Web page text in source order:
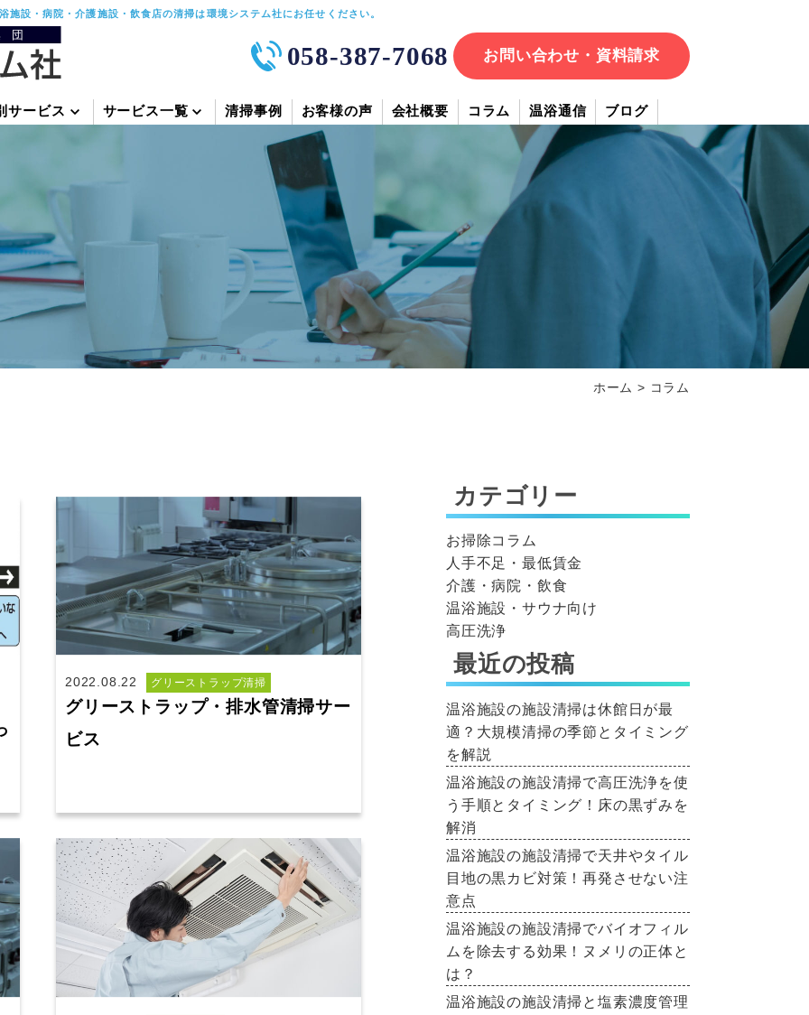
設・病院・介護施設・飲食店の清掃は環境システム社にお任せください。
058-387-7068 お問い合わせ・資料請求
サービス サービス一覧 清掃事例 お客様の声 会社概要 コラム 温浴通信 ブログ
ホーム > コラム
2022.08.22 グリーストラップ清掃
グリーストラップ・排水管清掃サー
ビス
カテゴリー
お掃除コラム
人手不足・最低賃金
介護・病院・飲食
温浴施設・サウナ向け
高圧洗浄
最近の投稿
温浴施設の施設清掃は休館日が最
適？大規模清掃の季節とタイミング
を解説
温浴施設の施設清掃で高圧洗浄を使
う手順とタイミング！床の黒ずみを
解消
温浴施設の施設清掃で天井やタイル
目地の黒カビ対策！再発させない注
意点
温浴施設の施設清掃でバイオフィル
ムを除去する効果！ヌメリの正体と
は？
温浴施設の施設清掃と塩素濃度管理